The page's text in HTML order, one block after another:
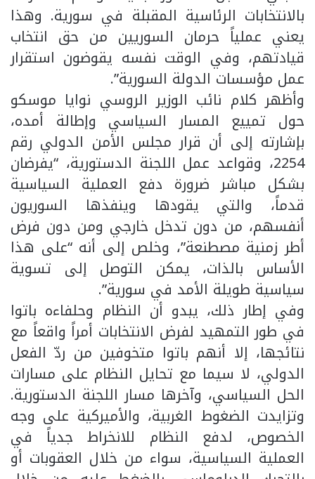
بالانتخابات الرئاسية المقبلة في سورية. وهذا
يعني عملياً حرمان السوريين من حق انتخاب
قيادتهم، وفي الوقت نفسه يقوضون استقرار
عمل مؤسسات الدولة السورية”.
وأظهر كلام نائب الوزير الروسي نوايا موسكو
حول تمييع المسار السياسي وإطالة أمده،
بإشارته إلى أن قرار مجلس الأمن الدولي رقم
2254، وقواعد عمل اللجنة الدستورية، “يفرضان
بشكل مباشر ضرورة دفع العملية السياسية
قدماً، والتي يقودها وينفذها السوريون
أنفسهم، من دون تدخل خارجي ومن دون فرض
أطر زمنية مصطنعة”، وخلص إلى أنه “على هذا
الأساس بالذات، يمكن التوصل إلى تسوية
سياسية طويلة الأمد في سورية”.
وفي إطار ذلك، يبدو أن النظام وحلفاءه باتوا
في طور التمهيد لفرض الانتخابات أمراً واقعاً مع
نتائجها، إلا أنهم باتوا متخوفين من ردّ الفعل
الدولي، لا سيما مع تحايل النظام على مسارات
الحل السياسي، وآخرها مسار اللجنة الدستورية.
وتزايدت الضغوط الغربية، والأميركية على وجه
الخصوص، لدفع النظام للانخراط جدياً في
العملية السياسية، سواء من خلال العقوبات أو